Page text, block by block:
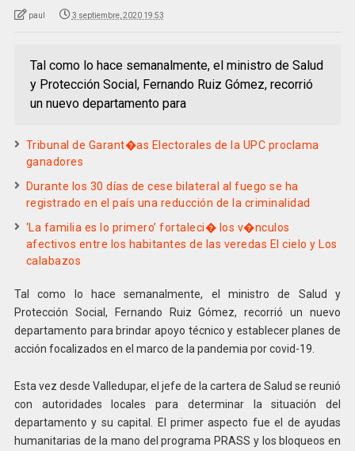
paul 3 septiembre, 2020 19:53
Tal como lo hace semanalmente, el ministro de Salud
y Protección Social, Fernando Ruiz Gómez, recorrió
un nuevo departamento para
Tribunal de Garant�as Electorales de la UPC proclama
ganadores
Durante los 30 días de cese bilateral al fuego se ha
registrado en el país una reducción de la criminalidad
‘La familia es lo primero’ fortaleci� los v�nculos
afectivos entre los habitantes de las veredas El cielo y Los
calabazos
Tal como lo hace semanalmente, el ministro de Salud y
Protección Social, Fernando Ruiz Gómez, recorrió un nuevo
departamento para brindar apoyo técnico y establecer planes de
acción focalizados en el marco de la pandemia por covid-19.
Esta vez desde Valledupar, el jefe de la cartera de Salud se reunió
con autoridades locales para determinar la situación del
departamento y su capital. El primer aspecto fue el de ayudas
humanitarias de la mano del programa PRASS y los bloqueos en